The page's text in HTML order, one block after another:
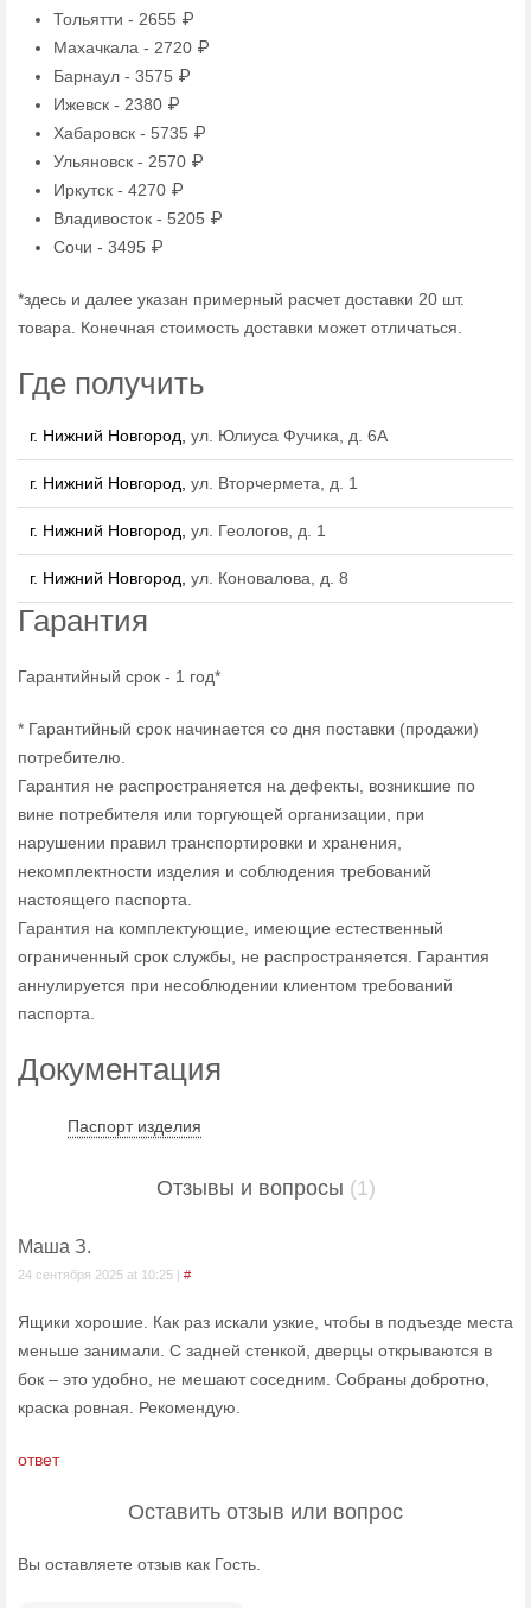
Тольятти - 2655 ₽
Махачкала - 2720 ₽
Барнаул - 3575 ₽
Ижевск - 2380 ₽
Хабаровск - 5735 ₽
Ульяновск - 2570 ₽
Иркутск - 4270 ₽
Владивосток - 5205 ₽
Сочи - 3495 ₽
*здесь и далее указан примерный расчет доставки 20 шт.
товара. Конечная стоимость доставки может отличаться.
Где получить
г. Нижний Новгород, ул. Юлиуса Фучика, д. 6А
г. Нижний Новгород, ул. Вторчермета, д. 1
г. Нижний Новгород, ул. Геологов, д. 1
г. Нижний Новгород, ул. Коновалова, д. 8
Гарантия
Гарантийный срок - 1 год*
* Гарантийный срок начинается со дня поставки (продажи)
потребителю.
Гарантия не распространяется на дефекты, возникшие по
вине потребителя или торгующей организации, при
нарушении правил транспортировки и хранения,
некомплектности изделия и соблюдения требований
настоящего паспорта.
Гарантия на комплектующие, имеющие естественный
ограниченный срок службы, не распространяется. Гарантия
аннулируется при несоблюдении клиентом требований
паспорта.
Документация
Паспорт изделия
Отзывы и вопросы (1)
Маша З.
24 сентября 2025 at 10:25 | #
Ящики хорошие. Как раз искали узкие, чтобы в подъезде места
меньше занимали. С задней стенкой, дверцы открываются в
бок – это удобно, не мешают соседним. Собраны добротно,
краска ровная. Рекомендую.
ответ
Оставить отзыв или вопрос
Вы оставляете отзыв как Гость.